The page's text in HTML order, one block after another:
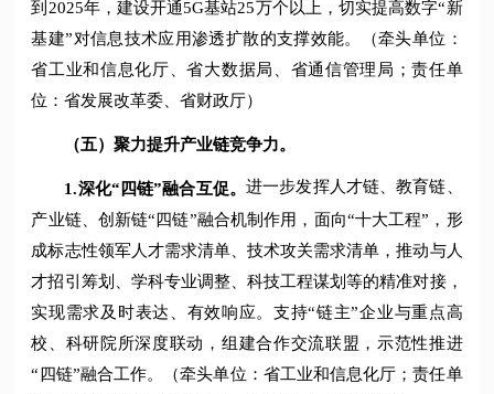
到2025年，建设开通5G基站25万个以上，切实提高数字“新
基建”对信息技术应用渗透扩散的支撑效能。（牵头单位：
省工业和信息化厅、省大数据局、省通信管理局；责任单
位：省发展改革委、省财政厅）
（五）聚力提升产业链竞争力。
1.深化“四链”融合互促。 进一步发挥人才链、教育链、
产业链、创新链“四链”融合机制作用，面向“十大工程”，形
成标志性领军人才需求清单、技术攻关需求清单，推动与人
才招引筹划、学科专业调整、科技工程谋划等的精准对接，
实现需求及时表达、有效响应。支持“链主”企业与重点高
校、科研院所深度联动，组建合作交流联盟，示范性推进
“四链”融合工作。（牵头单位：省工业和信息化厅；责任单